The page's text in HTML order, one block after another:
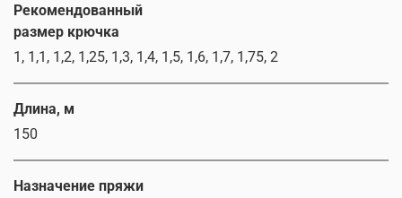
Рекомендованный
размер крючка
1, 1,1, 1,2, 1,25, 1,3, 1,4, 1,5, 1,6, 1,7, 1,75, 2
Длина, м
150
Назначение пряжи